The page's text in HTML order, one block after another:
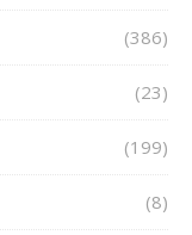
(386)
(23)
(199)
(8)